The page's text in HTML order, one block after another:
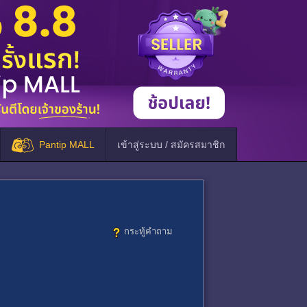
Pantip MALL เข้าสู่ระบบ / สมัครสมาชิก
กระทู้คำถาม